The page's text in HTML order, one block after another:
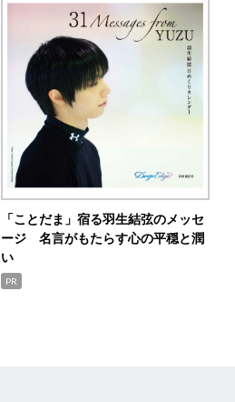
「ことだま」宿る羽生結弦のメッセ
ージ 名言がもたらす心の平穏と潤
い
PR